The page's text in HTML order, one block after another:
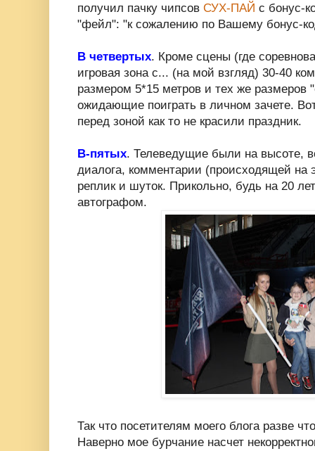
получил пачку чипсов СУХ-ПАЙ с бонус-
"фейл": "к сожалению по Вашему бонус-
В четвертых. Кроме сцены (где
игровая зона с... (на мой взгляд) 30-40
размером 5*15 метров и тех же размеров
ожидающие поиграть в личном зачете.
перед зоной как то не красили праздник.
В-пятых. Телеведущие были на высоте,
диалога, комментарии (происходящей на
реплик и шуток. Прикольно, будь на 20
автографом.
Так что посетителям моего блога разве
Наверно мое бурчание насчет